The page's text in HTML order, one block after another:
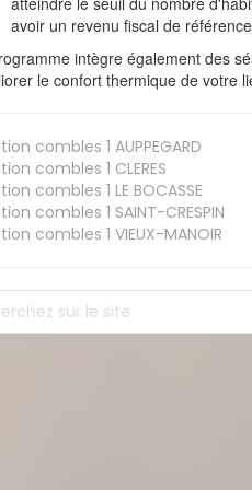
avoir un revenu fiscal de
intègre également des
le confort thermique de votre
combles 1 AUPPEGARD
combles 1 CLERES
combles 1 LE BOCASSE
combles 1 SAINT-CRESPIN
combles 1 VIEUX-MANOIR